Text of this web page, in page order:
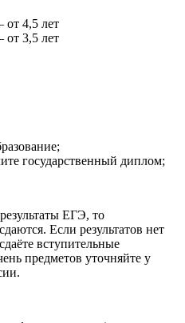
от 4,5 лет
от 3,5 лет
государственный диплом;
ЕГЭ, то
Если результатов нет
вступительные
предметов уточняйте у